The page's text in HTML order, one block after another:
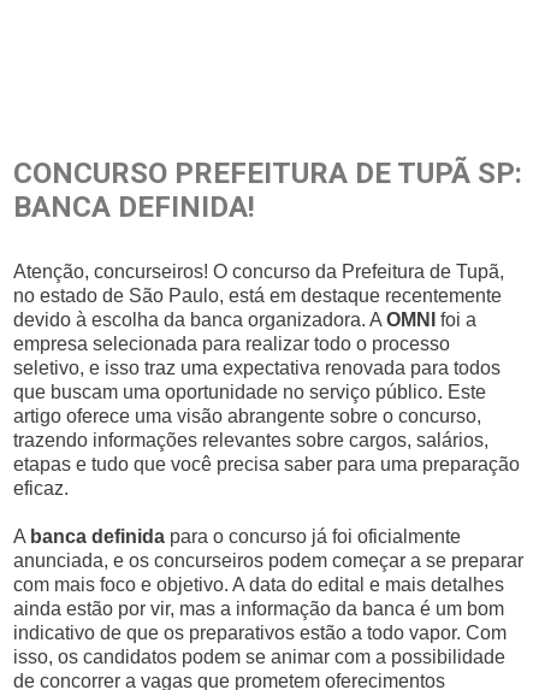
CONCURSO PREFEITURA DE TUPÃ SP:
BANCA DEFINIDA!
Atenção, concurseiros! O concurso da Prefeitura de Tupã,
no estado de São Paulo, está em destaque recentemente
devido à escolha da banca organizadora. AOMNI
foi a
empresa selecionada para realizar todo o processo
seletivo, e isso traz uma expectativa renovada para todos
que buscam uma oportunidade no serviço público. Este
artigo oferece uma visão abrangente sobre o concurso,
trazendo informações relevantes sobre cargos, salários,
etapas e tudo que você precisa saber para uma preparação
eficaz.
A banca definida para o concurso já foi oficialmente
anunciada, e os concurseiros podem começar a se preparar
com mais foco e objetivo. A data do edital e mais detalhes
ainda estão por vir, mas a informação da banca é um bom
indicativo de que os preparativos estão a todo vapor. Com
isso, os candidatos podem se animar com a possibilidade
de concorrer a vagas que prometem oferecimentos